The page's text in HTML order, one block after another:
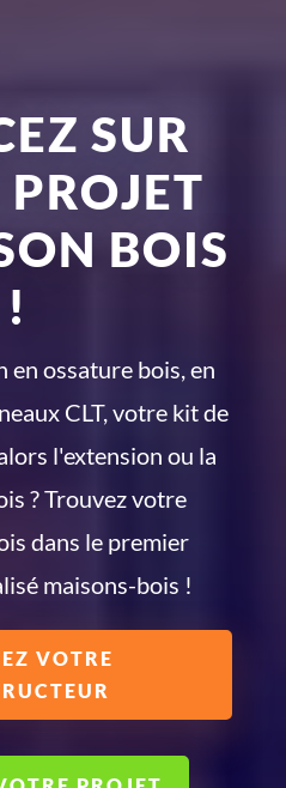
SUR
BOIS
!
en ossature bois, en
CLT, votre kit de
l'extension ou la
? Trouvez votre
dans le premier
maisons-bois !
VOTRE